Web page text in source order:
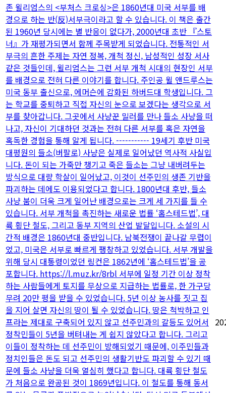
존 윌리엄스의 <부처스 크로싱>은 1860년대 미국 서부를 배
경으로 하는 반(反)서부극이라고 할 수 있습니다. 이 책은 출간
된 1960년 당시에는 별 반응이 없다가, 2000년대 초반 『스토
너』가 재평가되면서 함께 주목받게 되었습니다. 전통적인 서
부극의 흔한 주제는 자연 정복, 개척 정신, 남성적인 성장 서사
같은 것들인데, 윌리엄스는 그런 서부 개척 시대의 현장인 서부
를 배경으로 전혀 다른 이야기를 합니다. 주인공 윌 앤드루스는
미국 동부 출신으로, 에머슨에 감화된 하버드대 학생입니다. 그
는 학교를 중퇴하고 직접 자신의 눈으로 보겠다는 생각으로 서
부를 찾아갑니다. 그곳에서 사냥꾼 밀러를 만나 들소 사냥을 떠
나고, 자신이 기대하던 것과는 전혀 다른 서부를 혹은 자연을
혹독한 경험을 통해 알게 됩니다. ----------- 19세기 후반 미국
대평원의 들소(버팔로) 사냥은 실제로 일어났던 역사적 사실입
니다. 돈이 되는 가죽만 챙기고 죽은 들소는 그냥 내버려두는
방식으로 대량 학살이 일어났고, 이것이 선주민의 생존 기반을
파괴하는 데에도 이용되었다고 합니다. 1800년대 후반, 들소
사냥 붐이 더욱 크게 일어난 배경으로는 크게 세 가지를 들 수
있습니다. 서부 개척을 촉진하는 새로운 법률 ‘홈스테드법’, 대
륙 횡단 철도, 그리고 동부 지역의 산업 발달입니다. 소설의 시
간적 배경은 1860년대 중반입니다. 남북전쟁이 끝나갈 무렵이
었고, 미국은 서부로 빠르게 팽창하고 있었습니다. 서부 개발을
위해 당시 대통령이었던 링컨은 1862년에 ‘홈스테드법’을 공
포합니다. https://l.muz.kr/8rbl 서부에 일정 기간 이상 정착
하는 사람들에게 토지를 무상으로 지급하는 법률로, 한 가구당
무려 20만 평을 받을 수 있었습니다. 5년 이상 농사를 짓고 집
을 지어 살면 자신의 땅이 될 수 있었습니다. 땅은 척박하고 인
프라는 제대로 구축되어 있지 않고 선주민과의 갈등도 있어서
정착민들이 5년을 버텨내는 게 쉽지 않았다고 합니다. 그리고
이들이 정착하는 데 선주민이 방해되었기 때문에, 이주민들과
정치인들은 돈도 되고 선주민의 생활기반도 파괴할 수 있기 때
문에 들소 사냥을 더욱 열심히 했다고 합니다. 대륙 횡단 철도
가 처음으로 완공된 것이 1869년입니다. 이 철도를 통해 동서